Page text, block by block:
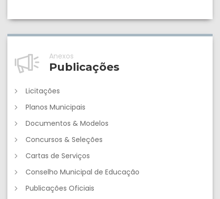
Anexos
Publicações
Licitações
Planos Municipais
Documentos & Modelos
Concursos & Seleções
Cartas de Serviços
Conselho Municipal de Educação
Publicações Oficiais